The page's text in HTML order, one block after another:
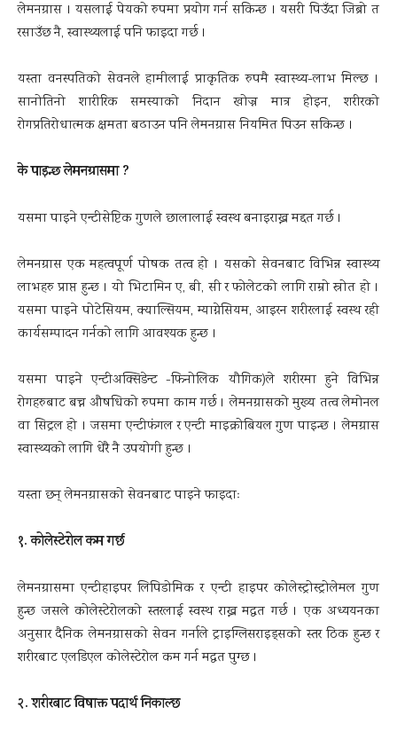
लेमनग्रास । यसलाई पेयको रुपमा प्रयोग गर्न सकिन्छ । यसरी पिउँदा जिब्रो त
रसाउँछ नै, स्वास्थ्यलाई पनि फाइदा गर्छ ।
यस्ता वनस्पतिको सेवनले हामीलाई प्राकृतिक रुपमै स्वास्थ्य-लाभ मिल्छ ।
सानोतिनो शारीरिक समस्याको निदान खोज्न मात्र होइन, शरीरको
रोगप्रतिरोधात्मक क्षमता बढाउन पनि लेमनग्रास नियमित पिउन सकिन्छ ।
के पाइन्छ लेमनग्रासमा ?
यसमा पाइने एन्टीसेप्टिक गुणले छालालाई स्वस्थ बनाइराख्न मद्दत गर्छ ।
लेमनग्रास एक महत्वपूर्ण पोषक तत्व हो । यसको सेवनबाट विभिन्न स्वास्थ्य
लाभहरु प्राप्त हुन्छ । यो भिटामिन ए, बी, सी र फोलेटको लागि राम्रो स्रोत हो ।
यसमा पाइने पोटेसियम, क्याल्सियम, म्याग्नेसियम, आइरन शरीरलाई स्वस्थ रही
कार्यसम्पादन गर्नको लागि आवश्यक हुन्छ ।
यसमा पाइने एन्टीअक्सिडेन्ट -फिनोलिक यौगिक)ले शरीरमा हुने विभिन्न
रोगहरुबाट बच्न औषधिको रुपमा काम गर्छ । लेमनग्रासको मुख्य तत्व लेमोनल
वा सिट्रल हो । जसमा एन्टीफंगल र एन्टी माइक्रोबियल गुण पाइन्छ । लेमग्रास
स्वास्थ्यको लागि धेरै नै उपयोगी हुन्छ ।
यस्ता छन् लेमनग्रासको सेवनबाट पाइने फाइदाः
१. कोलेस्टेरोल कम गर्छ
लेमनग्रासमा एन्टीहाइपर लिपिडोमिक र एन्टी हाइपर कोलेस्ट्रोस्ट्रोलेमल गुण
हुन्छ जसले कोलेस्टेरोलको स्तरलाई स्वस्थ राख्न मद्धत गर्छ । एक अध्ययनका
अनुसार दैनिक लेमनग्रासको सेवन गर्नाले ट्राइग्लिसराइड्सको स्तर ठिक हुन्छ र
शरीरबाट एलडिएल कोलेस्टेरोल कम गर्न मद्धत पुग्छ ।
२. शरीरबाट विषाक्त पदार्थ निकाल्छ